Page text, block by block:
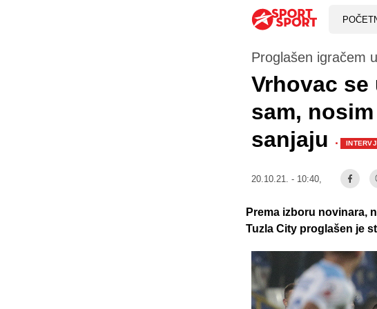
Proglašen igračem
Vrhovac
sam,
sanjaju ·
20.10.21. - 10:40,
Prema izboru novinara,
Tuzla City proglašen je